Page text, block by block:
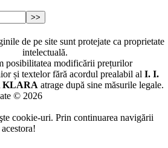
>>
de pe site sunt protejate ca proprietate
intelectuală.
posibilitatea modificării prețurilor
și textelor fără acordul prealabil al I. I.
KLARA atrage după sine măsurile legale.
© 2026
cookie-uri. Prin continuarea navigării